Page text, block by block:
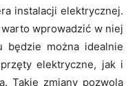
instalacji elektrycznej.
wprowadzić w niej
będzie można idealnie
elektryczne, jak i
Takie zmiany pozwolą